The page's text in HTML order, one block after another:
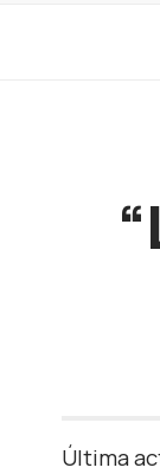
Última